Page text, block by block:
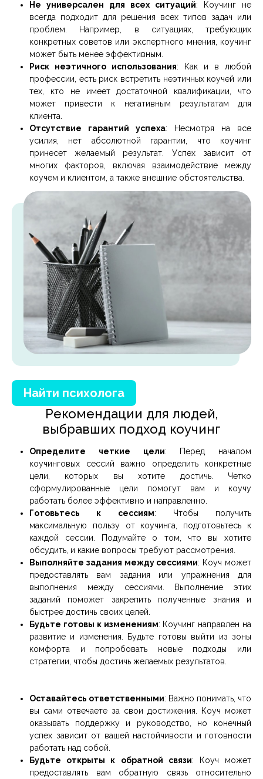
Не универсален для всех ситуаций: Коучинг не
всегда подходит для решения всех типов задач или
проблем. Например, в ситуациях, требующих
конкретных советов или экспертного мнения, коучинг
может быть менее эффективным.
Риск неэтичного использования: Как и в любой
профессии, есть риск встретить неэтичных коучей или
тех, кто не имеет достаточной квалификации, что
может привести к негативным результатам для
клиента.
Отсутствие гарантий успеха: Несмотря на все
усилия, нет абсолютной гарантии, что коучинг
принесет желаемый результат. Успех зависит от
многих факторов, включая взаимодействие между
коучем и клиентом, а также внешние обстоятельства.
Найти психолога
Рекомендации для людей,
выбравших подход коучинг
Определите четкие цели: Перед началом
коучинговых сессий важно определить конкретные
цели, которых вы хотите достичь. Четко
сформулированные цели помогут вам и коучу
работать более эффективно и направленно.
Готовьтесь к сессиям: Чтобы получить
максимальную пользу от коучинга, подготовьтесь к
каждой сессии. Подумайте о том, что вы хотите
обсудить, и какие вопросы требуют рассмотрения.
Выполняйте задания между сессиями: Коуч может
предоставлять вам задания или упражнения для
выполнения между сессиями. Выполнение этих
заданий поможет закрепить полученные знания и
быстрее достичь своих целей.
Будьте готовы к изменениям: Коучинг направлен на
развитие и изменения. Будьте готовы выйти из зоны
комфорта и попробовать новые подходы или
стратегии, чтобы достичь желаемых результатов.
Оставайтесь ответственными: Важно понимать, что
вы сами отвечаете за свои достижения. Коуч может
оказывать поддержку и руководство, но конечный
успех зависит от вашей настойчивости и готовности
работать над собой.
Будьте открыты к обратной связи: Коуч может
предоставлять вам обратную связь относительно